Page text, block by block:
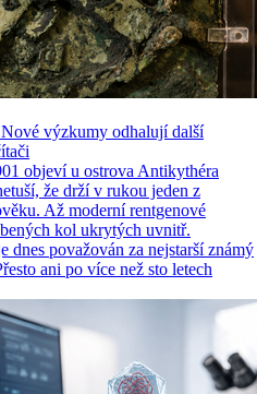
výzkumy odhalují další
objeví u ostrova Antikythéra
že drží v rukou jeden z
Až moderní rentgenové
kol ukrytých uvnitř.
dnes považován za nejstarší známý
ani po více než sto letech